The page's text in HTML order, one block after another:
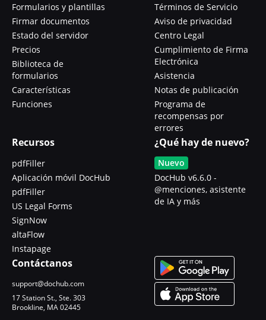
Formularios y plantillas
Firmar documentos
Estado del servidor
Precios
Biblioteca de
formularios
Características
Funciones
Términos de Servicio
Aviso de privacidad
Centro Legal
Cumplimiento de Firma
Electrónica
Asistencia
Notas de publicación
Programa de
recompensas por
errores
Recursos
pdfFiller
Aplicación móvil DocHub
pdfFiller
US Legal Forms
SignNow
altaFlow
Instapage
¿Qué hay de nuevo?
Nuevo
DocHub v6.6.0 -
@menciones, asistente
de IA y más
Contáctanos
support@dochub.com
17 Station St., Ste. 303
Brookline, MA 02445